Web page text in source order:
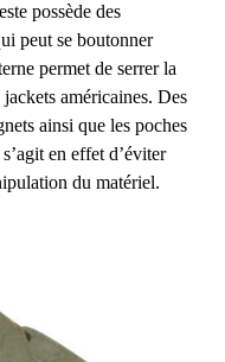
possède des
peut se boutonner
permet de serrer la
américaines. Des
ainsi que les poches
en effet d’éviter
du matériel.